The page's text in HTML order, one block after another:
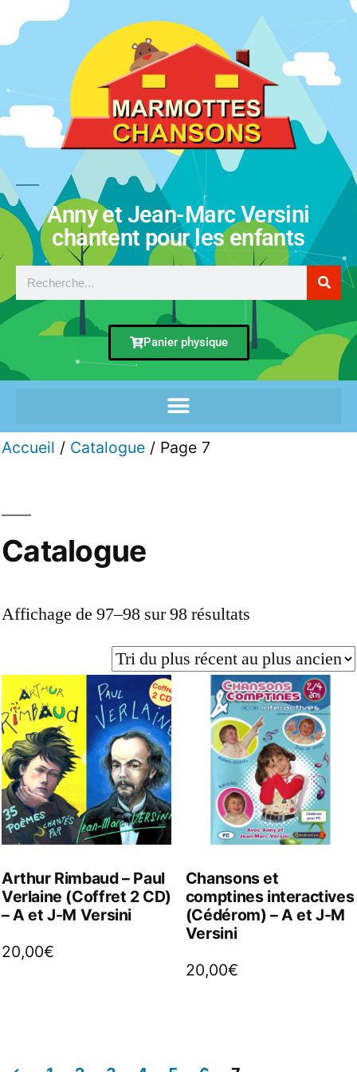
Anny et Jean-Marc Versini
chantent pour les enfants
Panier physique
Accueil / Catalogue / Page 7
Catalogue
Affichage de 97–98 sur 98 résultats
Arthur Rimbaud – Paul
Verlaine (Coffret 2 CD)
– A et J-M Versini
20,00€
Chansons et
comptines interactives
(Cédérom) – A et J-M
Versini
20,00€